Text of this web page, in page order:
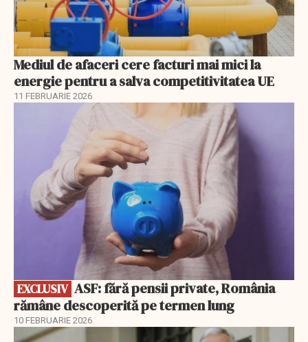
Mediul de afaceri cere facturi mai mici la
energie pentru a salva competitivitatea UE
11 FEBRUARIE 2026
EXCLUSIV
rămâne descoperită pe termen lung
10 FEBRUARIE 2026